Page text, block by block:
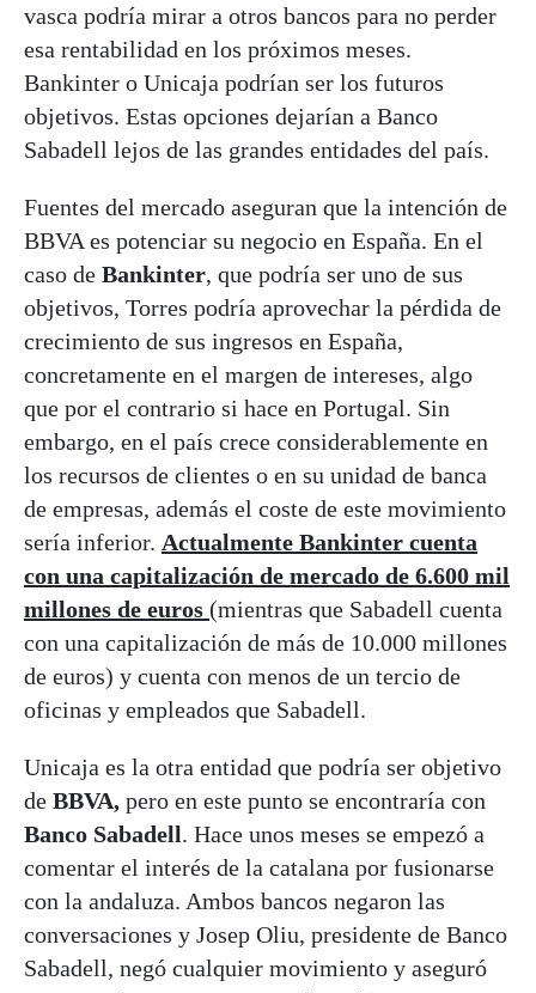
vasca podría mirar a otros bancos para no perder
esa rentabilidad en los próximos meses.
Bankinter o Unicaja podrían ser los futuros
objetivos. Estas opciones dejarían a Banco
Sabadell lejos de las grandes entidades del país.
Fuentes del mercado aseguran que la intención de
BBVA es potenciar su negocio en España. En el
caso de Bankinter, que podría ser uno de sus
objetivos, Torres podría aprovechar la pérdida de
crecimiento de sus ingresos en España,
concretamente en el margen de intereses, algo
que por el contrario si hace en Portugal. Sin
embargo, en el país crece considerablemente en
los recursos de clientes o en su unidad de banca
de empresas, además el coste de este movimiento
sería inferior. Actualmente Bankinter cuenta
con una capitalización de mercado de 6.600 mil
millones de euros (mientras que Sabadell cuenta
con una capitalización de más de 10.000 millones
de euros) y cuenta con menos de un tercio de
oficinas y empleados que Sabadell.
Unicaja es la otra entidad que podría ser objetivo
de BBVA, pero en este punto se encontraría con
Banco Sabadell. Hace unos meses se empezó a
comentar el interés de la catalana por fusionarse
con la andaluza. Ambos bancos negaron las
conversaciones y Josep Oliu, presidente de Banco
Sabadell, negó cualquier movimiento y aseguró